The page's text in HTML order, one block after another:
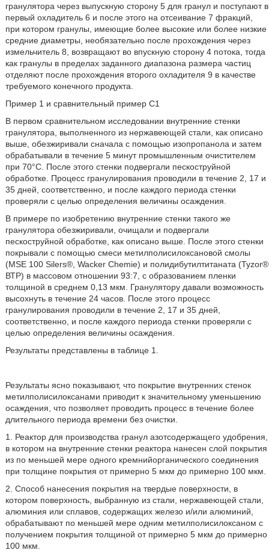
гранулятора через выпускную сторону 5 для гранул и поступают в
первый охладитель 6 и после этого на отсеивание 7 фракций,
при котором гранулы, имеющие более высокие или более низкие
средние диаметры, необязательно после прохождения через
измельчитель 8, возвращают во впускную сторону 4 потока, тогда
как гранулы в пределах заданного диапазона размера частиц
отделяют после прохождения второго охладителя 9 в качестве
требуемого конечного продукта.
Пример 1 и сравнительный пример С1
В первом сравнительном исследовании внутренние стенки
гранулятора, выполненного из нержавеющей стали, как описано
выше, обезжиривали сначала с помощью изопропанола и затем
обрабатывали в течение 5 минут промышленным очистителем
при 70°С. После этого стенки подвергали пескоструйной
обработке. Процесс гранулирования проводили в течение 2, 17 и
35 дней, соответственно, и после каждого периода стенки
проверяли с целью определения величины осаждения.
В примере по изобретению внутренние стенки такого же
гранулятора обезжиривали, очищали и подвергали
пескоструйной обработке, как описано выше. После этого стенки
покрывали с помощью смеси метилполисилоксановой смолы
(MSE 100 Silers®, Wacker Chemie) и полидибутилтитаната (Tyzor®
ВТР) в массовом отношении 93:7, с образованием пленки
толщиной в среднем 0,13 мкм. Гранулятору давали возможность
высохнуть в течение 24 часов. После этого процесс
гранулирования проводили в течение 2, 17 и 35 дней,
соответственно, и после каждого периода стенки проверяли с
целью определения величины осаждения.
Результаты представлены в таблице 1.
Результаты ясно показывают, что покрытие внутренних стенок
метилполисилоксанами приводит к значительному уменьшению
осаждения, что позволяет проводить процесс в течение более
длительного периода времени без очистки.
1. Реактор для производства гранул азотсодержащего удобрения,
в котором на внутренние стенки реактора нанесен слой покрытия
из по меньшей мере одного кремнийорганического соединения
при толщине покрытия от примерно 5 мкм до примерно 100 мкм.
2. Способ нанесения покрытия на твердые поверхности, в
котором поверхность, выбранную из стали, нержавеющей стали,
алюминия или сплавов, содержащих железо и/или алюминий,
обрабатывают по меньшей мере одним метилполисилоксаном с
получением покрытия толщиной от примерно 5 мкм до примерно
100 мкм.